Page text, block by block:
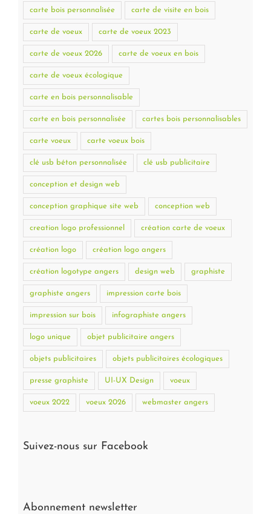
carte bois personnalisée carte de visite en bois
carte de voeux carte de voeux 2023
carte de voeux 2026 carte de voeux en bois
carte de voeux écologique
carte en bois personnalisable
carte en bois personnalisée cartes bois personnalisables
carte voeux carte voeux bois
clé usb béton personnalisée clé usb publicitaire
conception et design web
conception graphique site web conception web
creation logo professionnel création carte de voeux
création logo création logo angers
création logotype angers design web graphiste
graphiste angers impression carte bois
impression sur bois infographiste angers
logo unique objet publicitaire angers
objets publicitaires objets publicitaires écologiques
presse graphiste UI-UX Design voeux
voeux 2022 voeux 2026 webmaster angers
Suivez-nous sur Facebook
Abonnement newsletter